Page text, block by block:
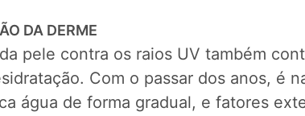
DA DERME
pele contra os raios UV também
Com o passar dos anos, é
água de forma gradual, e fatores